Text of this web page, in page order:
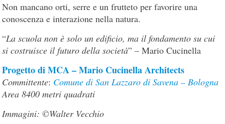
Non mancano orti, serre e un frutteto per favorire una
conoscenza e interazione nella natura.
“La scuola non è solo un edificio, ma il fondamento su cui
si costruisce il futuro della società” – Mario Cucinella
Progetto di MCA – Mario Cucinella Architects
Committente: Comune di San Lazzaro di Savena – Bologna
Area 8400 metri quadrati
Immagini: ©Walter Vecchio